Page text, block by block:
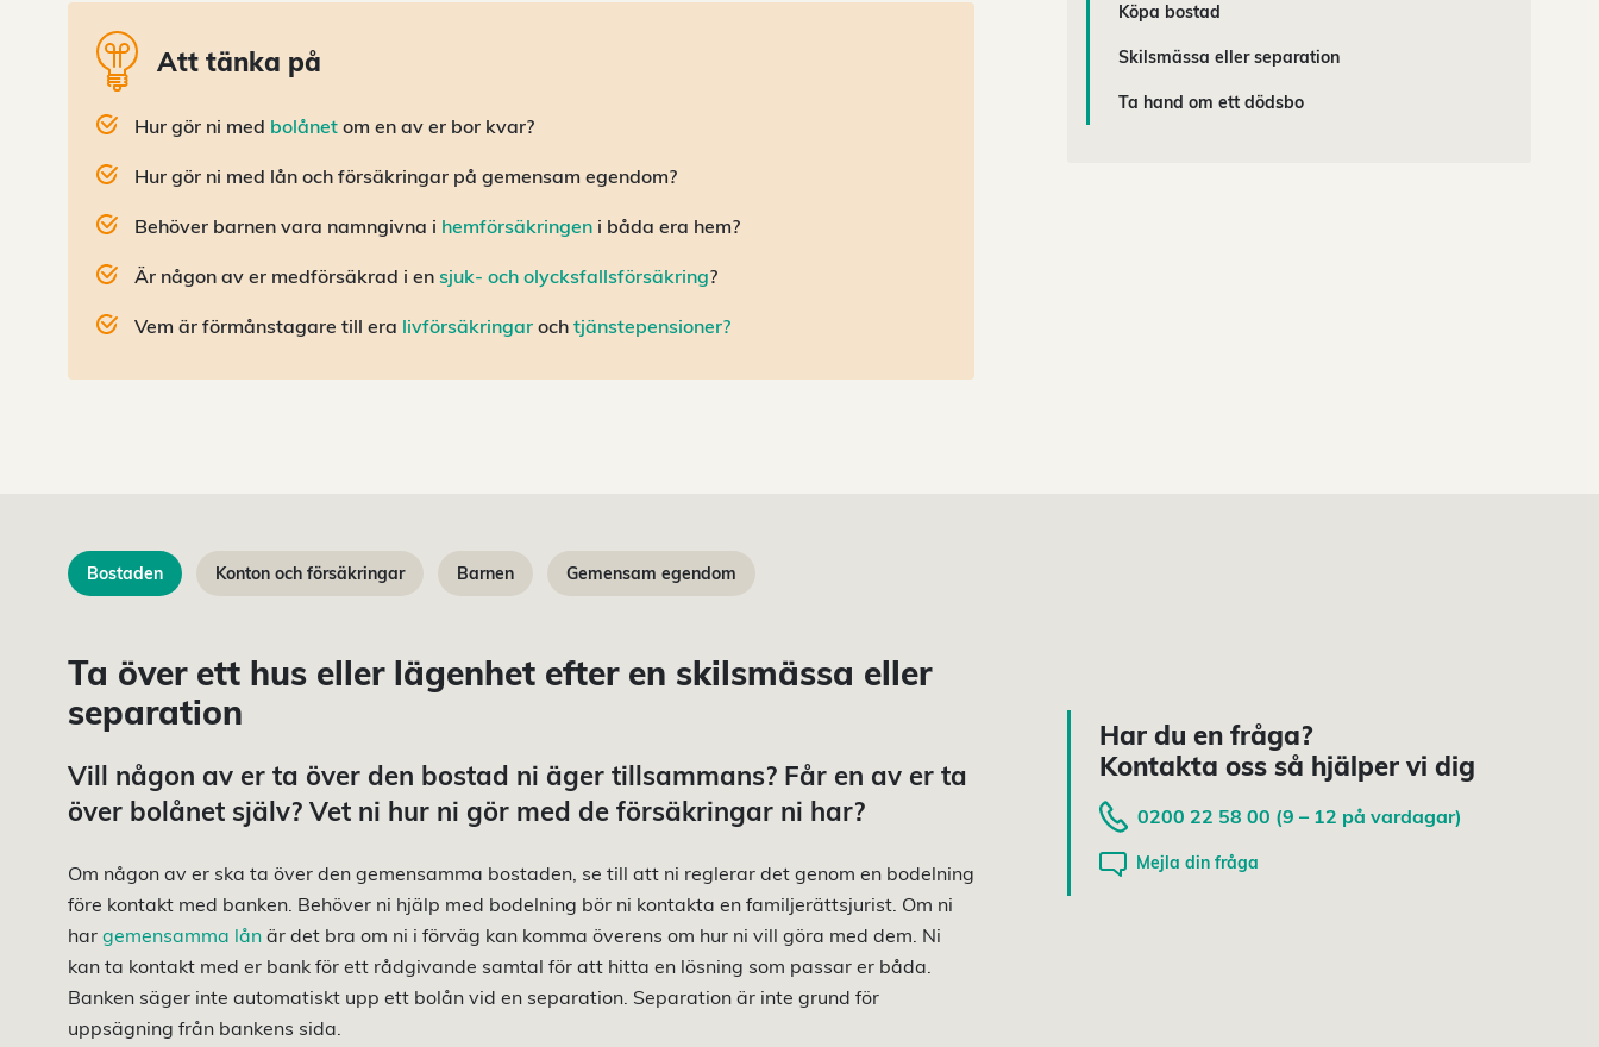
Att tänka på
Hur gör ni med bolånet om en av er bor kvar?
Hur gör ni med lån och försäkringar på gemensam egendom?
Behöver barnen vara namngivna i hemförsäkringen i båda era hem?
Är någon av er medförsäkrad i en sjuk- och olycksfallsförsäkring?
Vem är förmånstagare till era livförsäkringar och tjänstepensioner?
Köpa bostad
Skilsmässa eller separation
Ta hand om ett dödsbo
Bostaden Konton och försäkringar Barnen Gemensam egendom
Ta över ett hus eller lägenhet efter en skilsmässa eller
separation
Vill någon av er ta över den bostad ni äger tillsammans? Får en av er ta
över bolånet själv? Vet ni hur ni gör med de försäkringar ni har?
Om någon av er ska ta över den gemensamma bostaden, se till att ni reglerar det genom en bodelning
före kontakt med banken. Behöver ni hjälp med bodelning bör ni kontakta en familjerättsjurist. Om ni
har gemensamma lån är det bra om ni i förväg kan komma överens om hur ni vill göra med dem. Ni
kan ta kontakt med er bank för ett rådgivande samtal för att hitta en lösning som passar er båda.
Banken säger inte automatiskt upp ett bolån vid en separation. Separation är inte grund för
uppsägning från bankens sida.
Har du en fråga?
Kontakta oss så hjälper vi dig
0200 22 58 00 (9 – 12 på vardagar)
Mejla din fråga